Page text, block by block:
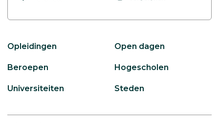
Opleidingen Open dagen
Beroepen Hogescholen
Universiteiten Steden